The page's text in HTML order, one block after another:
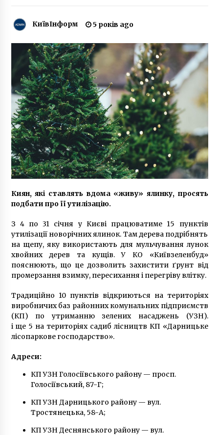
Депутат Київради від «Голосу» побив
5 років ago
Трагедія в Києві: під час пожежі в
багатоповерхівці загинула жінка
6 років ago
В Киеве пройдет день музеев. Расписание
программ праздничных мероприятий
10 років ago
Новий український потяг почав
випробувальний пробіг
Капітан з Києва привів вітрильну яхту до
5 років ago
КиївІнформ 5 років ago
Киян, які ставлять вдома «живу» ялинку, просять
подбати про її утилізацію.
З 4 по 31 січня у Києві працюватиме 15 пунктів
утилізації новорічних ялинок. Там дерева подрібнять
на щепу, яку використають для мульчування лунок
хвойних дерев та кущів. У КО «Київзеленбуд»
пояснюють, що це дозволить захистити ґрунт від
промерзання взимку, пересихання і перегріву влітку.
Традиційно 10 пунктів відкриються на територіях
виробничих баз районних комунальних підприємств
(КП) по утриманню зелених насаджень (УЗН).
і ще 5 на територіях садиб лісництв КП «Дарницьке
лісопаркове господарство».
Адреси:
КП УЗН Голосіївського району — просп.
Голосіївський, 87-Г;
КП УЗН Дарницького району — вул.
Тростянецька, 58-А;
КП УЗН Деснянського району — вул.